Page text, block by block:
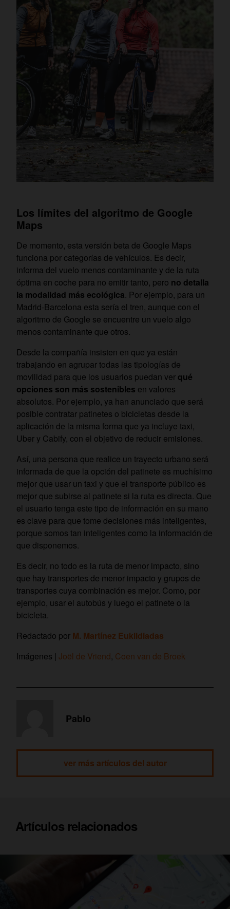
Los límites del algoritmo de Google
Maps
De momento, esta versión beta de Google Maps
funciona por categorías de vehículos. Es decir,
informa del vuelo menos contaminante y de la ruta
óptima en coche para no emitir tanto, pero no detalla
la modalidad más ecológica. Por ejemplo, para un
Madrid-Barcelona esta sería el tren, aunque con el
algoritmo de Google se encuentre un vuelo algo
menos contaminante que otros.
Desde la compañía insisten en que ya están
trabajando en agrupar todas las tipologías de
movilidad para que los usuarios puedan ver qué
opciones son más sostenibles en valores
absolutos. Por ejemplo, ya han anunciado que será
posible contratar patinetes o bicicletas desde la
aplicación de la misma forma que ya incluye taxi,
Uber y Cabify, con el objetivo de reducir emisiones.
Así, una persona que realice un trayecto urbano será
informada de que la opción del patinete es muchísimo
mejor que usar un taxi y que el transporte público es
mejor que subirse al patinete si la ruta es directa. Que
el usuario tenga este tipo de información en su mano
es clave para que tome decisiones más inteligentes,
porque somos tan inteligentes como la información de
que disponemos.
Es decir, no todo es la ruta de menor impacto, sino
que hay transportes de menor impacto y grupos de
transportes cuya combinación es mejor. Como, por
ejemplo, usar el autobús y luego el patinete o la
bicicleta.
Redactado por M. Martínez Euklidiadas
Imágenes | Joël de Vriend, Coen van de Broek
Pablo
ver más artículos del autor
Artículos relacionados